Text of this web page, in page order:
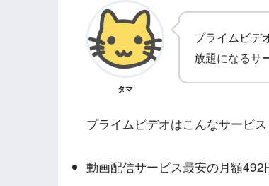
タマ
プライムビデ
放題になるサ
プライムビデオはこんなサービス
動画配信サービス最安の月額492